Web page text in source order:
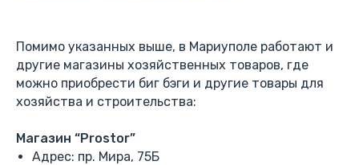
Помимо указанных выше, в Мариуполе работают и
другие магазины хозяйственных товаров, где
можно приобрести биг бэги и другие товары для
хозяйства и строительства:
Магазин “Prostor”
Адрес: пр. Мира, 75Б